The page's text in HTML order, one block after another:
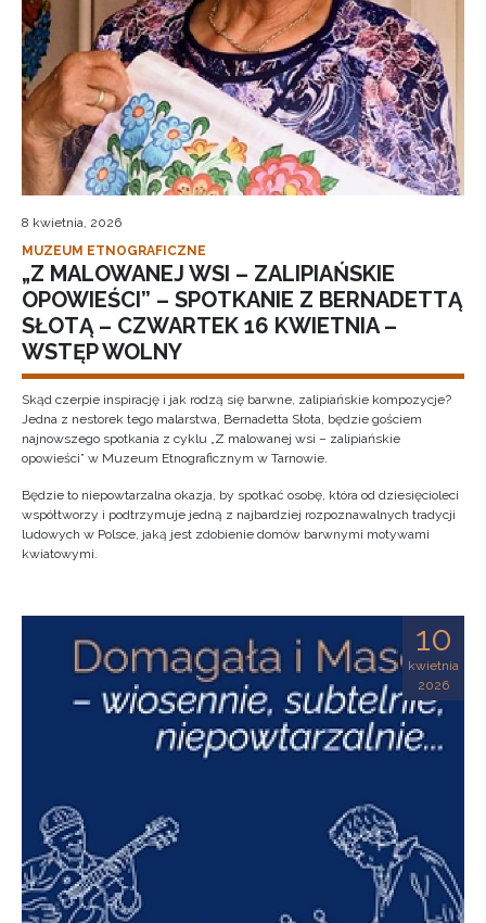
8 kwietnia, 2026
MUZEUM ETNOGRAFICZNE
„Z MALOWANEJ WSI – ZALIPIAŃSKIE
OPOWIEŚCI” – SPOTKANIE Z BERNADETTĄ
SŁOTĄ – CZWARTEK 16 KWIETNIA –
WSTĘP WOLNY
Skąd czerpie inspirację i jak rodzą się barwne, zalipiańskie kompozycje?
Jedna z nestorek tego malarstwa, Bernadetta Słota, będzie gościem
najnowszego spotkania z cyklu „Z malowanej wsi – zalipiańskie
opowieści” w Muzeum Etnograficznym w Tarnowie.
Będzie to niepowtarzalna okazja, by spotkać osobę, która od dziesięcioleci
współtworzy i podtrzymuje jedną z najbardziej rozpoznawalnych tradycji
ludowych w Polsce, jaką jest zdobienie domów barwnymi motywami
kwiatowymi.
10
kwietnia
2026